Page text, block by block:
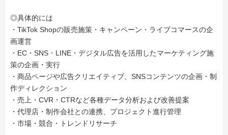
◎具体的には
・TikTok Shopの販売施策・キャンペーン・ライブコマースの企
画運営
・EC・SNS・LINE・デジタル広告を活用したマーケティング施
策の企画・実行
・商品ページや広告クリエイティブ、SNSコンテンツの企画・制
作ディレクション
・売上・CVR・CTRなど各種データ分析および改善提案
・代理店・制作会社との連携、プロジェクト進行管理
・市場・競合・トレンドリサーチ